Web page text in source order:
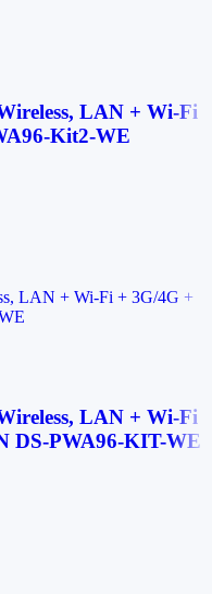
LAN + Wi-Fi
Kit2-WE
LAN + Wi-Fi
DS-PWA96-KIT-WE